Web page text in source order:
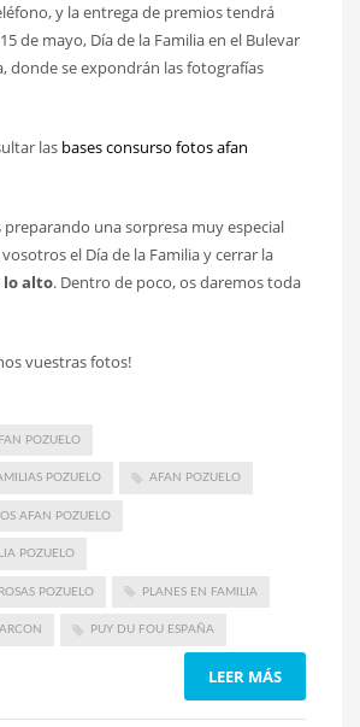
y la entrega de premios tendrá
de mayo, Día de la Familia en el Bulevar
donde se expondrán las fotografías
las bases consurso fotos afan
preparando una sorpresa muy especial
el Día de la Familia y cerrar la
lo alto. Dentro de poco, os daremos toda
vuestras fotos!
POZUELO
POZUELO AFAN POZUELO
AFAN POZUELO
POZUELO
POZUELO PLANES EN FAMILIA
PUY DU FOU ESPAÑA
LEER MÁS